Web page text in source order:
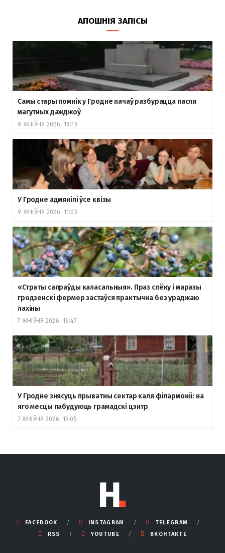
АПОШНІЯ ЗАПІСЫ
Самы стары помнік у Гродне пачаў разбурацца пасля
магутных дажджоў
9 ЖНІЎНЯ 2026, 16:19
У Гродне адмянілі ўсе квізы
9 ЖНІЎНЯ 2026, 11:03
«Страты сапраўды каласальныя». Праз спёку і маразы
гродзенскі фермер застаўся практычна без ураджаю
лахіны
7 ЖНІЎНЯ 2026, 16:47
У Гродне знясуць прыватны сектар каля філармоніі: на
яго месцы пабудуюць грамадскі цэнтр
7 ЖНІЎНЯ 2026, 15:05
FACEBOOK INSTAGRAM
TELEGRAM
RSS
YOUTUBE ВКОНТАКТЕ